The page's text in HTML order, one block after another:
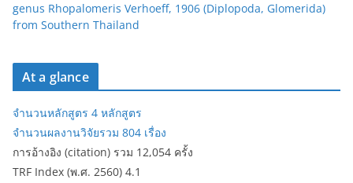
genus Rhopalomeris Verhoeff, 1906 (Diplopoda, Glomerida)
from Southern Thailand
At a glance
จำนวนหลักสูตร 4 หลักสูตร
จำนวนผลงานวิจัยรวม 804 เรื่อง
การอ้างอิง (citation) รวม 12,054 ครั้ง
TRF Index (พ.ศ. 2560) 4.1